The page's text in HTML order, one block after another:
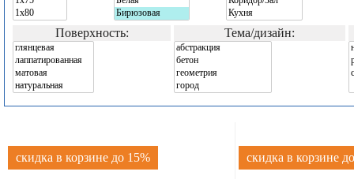
Поверхность: Тема/дизайн:
скидка в корзине до 15% скидка в корзине